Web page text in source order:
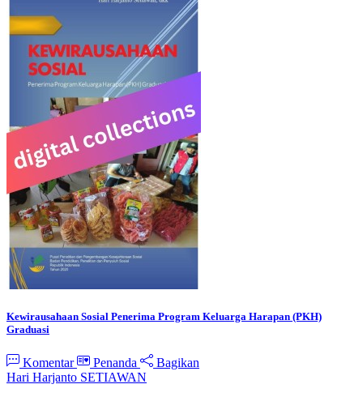
Kewirausahaan Sosial Penerima Program Keluarga Harapan (PKH)
Graduasi
Komentar Penanda
Bagikan
Hari Harjanto SETIAWAN